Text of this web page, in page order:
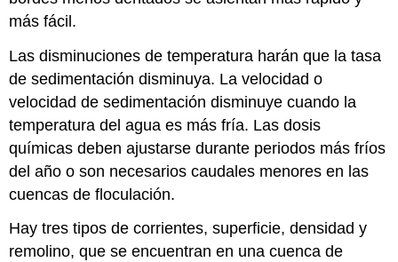
más fácil.
Las disminuciones de temperatura harán que la tasa
de sedimentación disminuya. La velocidad o
velocidad de sedimentación disminuye cuando la
temperatura del agua es más fría. Las dosis
químicas deben ajustarse durante periodos más fríos
del año o son necesarios caudales menores en las
cuencas de floculación.
Hay tres tipos de corrientes, superficie, densidad y
remolino, que se encuentran en una cuenca de